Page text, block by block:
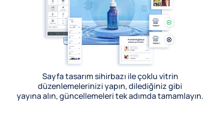
Sayfa tasarım sihirbazı ile çoklu vitrin
düzenlemelerinizi yapın, dilediğiniz gibi
yayına alın, güncellemeleri tek adımda tamamlayın.